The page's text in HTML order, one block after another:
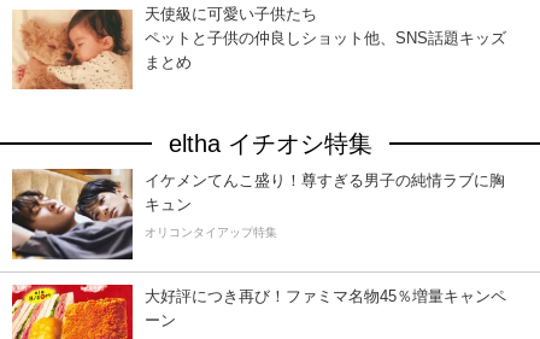
天使級に可愛い子供たち
ペットと子供の仲良しショット他、SNS話題キッズ
まとめ
eltha イチオシ特集
イケメンてんこ盛り！尊すぎる男子の純情ラブに胸
キュン
オリコンタイアップ特集
大好評につき再び！ファミマ名物45％増量キャンペ
ーン